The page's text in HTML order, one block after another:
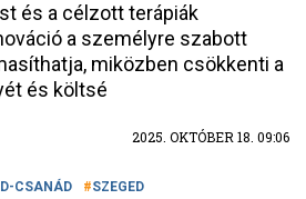
és a célzott terápiák
a személyre szabott
miközben csökkenti a
és költsé
2025. OKTÓBER 18. 09:06
CSANÁD
SZEGED